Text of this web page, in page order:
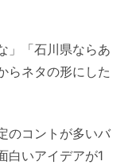
」「石川県ならあ
らネタの形にした
のコントが多いバ
白いアイデアが1